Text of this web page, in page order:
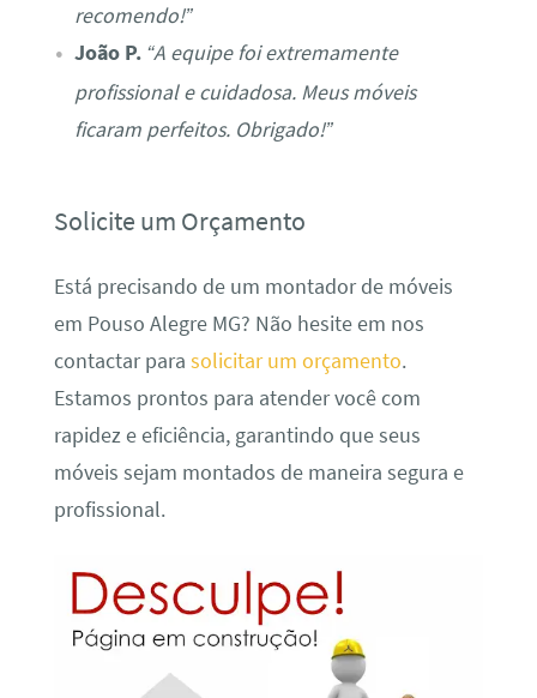
recomendo!”
João P. “A equipe foi extremamente
profissional e cuidadosa. Meus móveis
ficaram perfeitos. Obrigado!”
Solicite um Orçamento
Está precisando de um montador de móveis
em Pouso Alegre MG? Não hesite em nos
contactar para solicitar um orçamento.
Estamos prontos para atender você com
rapidez e eficiência, garantindo que seus
móveis sejam montados de maneira segura e
profissional.